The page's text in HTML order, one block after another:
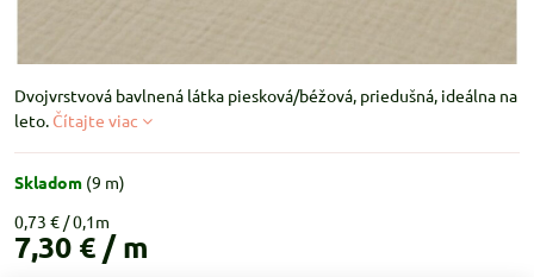
Dvojvrstvová bavlnená látka piesková/béžová, priedušná, ideálna na
leto. Čítajte viac
Skladom (9 m)
0,73 €
7,30 € / m